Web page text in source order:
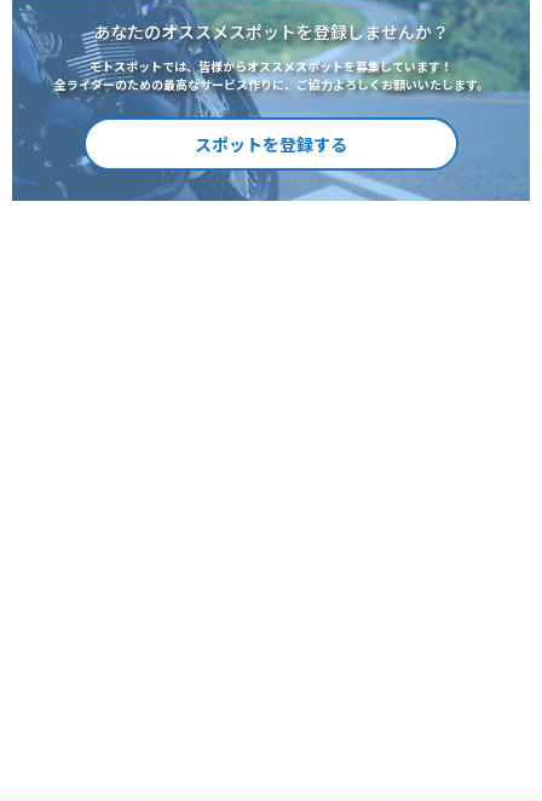
あなたのオススメスポットを登録しませんか？
モトスポットでは、皆様からオススメスポットを募集しています！
全ライダーのための最高なサービス作りに、ご協力よろしくお願いいたします。
スポットを登録する